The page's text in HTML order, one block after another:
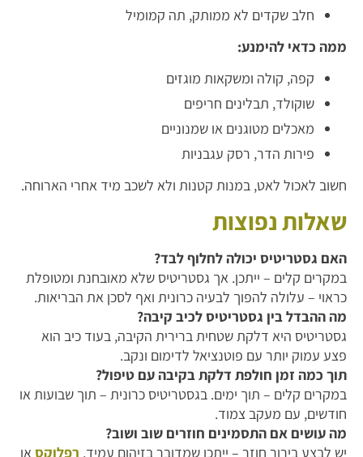
חלב שקדים לא ממותק, תה קמומיל
ממה כדאי להימנע:
קפה, קולה ומשקאות מוגזים
שוקולד, תבלינים חריפים
מאכלים מטוגנים או שמנוניים
פירות הדר, רסק עגבניות
חשוב לאכול לאט, במנות קטנות ולא לשכב מיד אחרי הארוחה.
שאלות נפוצות
האם גסטריטיס יכולה לחלוף לבד?
במקרים קלים – ייתכן. אך גסטריטיס שלא מאובחנת ומטופלת
כראוי – עלולה להפוך לבעיה כרונית ואף לסכן את הבריאות.
מה ההבדל בין גסטריטיס לכיב קיבה?
גסטריטיס היא דלקת שטחית ברירית הקיבה, בעוד כיב הוא
פצע עמוק יותר עם פוטנציאל לדימום ונקב.
תוך כמה זמן חולפת דלקת בקיבה עם טיפול?
במקרים קלים – תוך ימים. בגסטריטיס כרונית – תוך שבועות או
חודשים, עם מעקב צמוד.
מה עושים אם התסמינים חוזרים שוב ושוב?
יש לבצע בירור חוזר – ייתכן שמדובר בזיהום עמיד, רפלוקסאו